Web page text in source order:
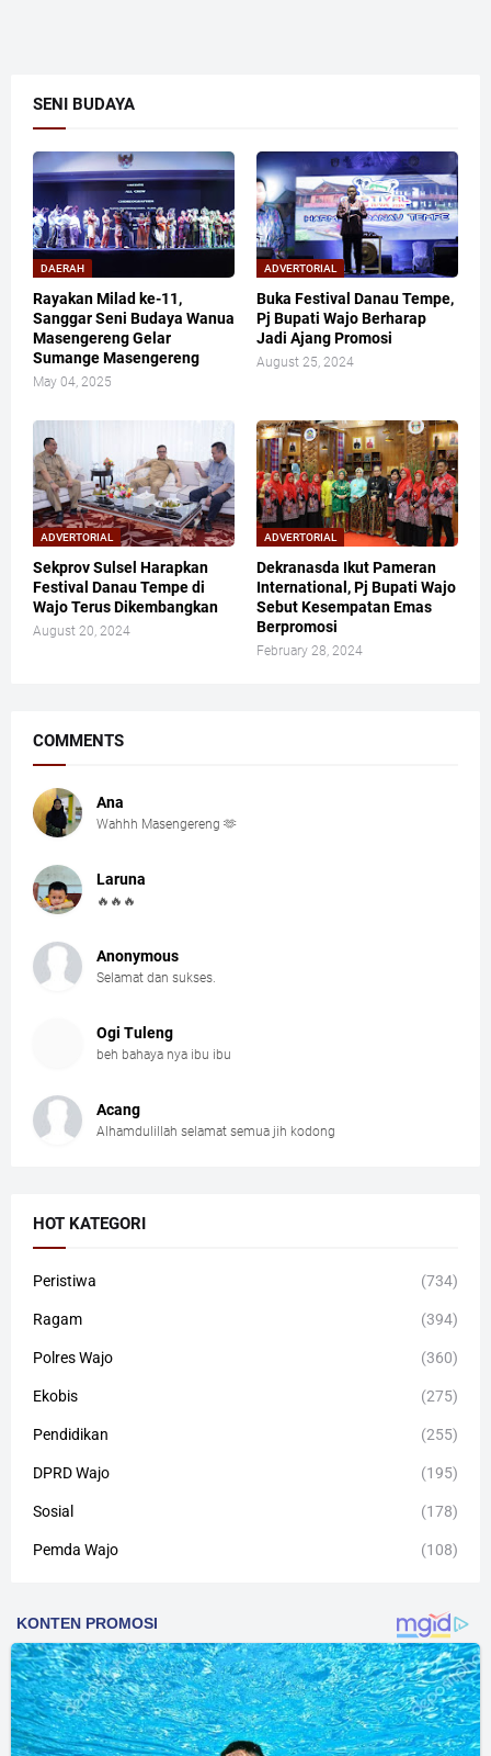
SENI BUDAYA
DAERAH
Rayakan Milad ke-11,
Sanggar Seni Budaya Wanua
Masengereng Gelar
Sumange Masengereng
May 04, 2025
ADVERTORIAL
Buka Festival Danau Tempe,
Pj Bupati Wajo Berharap
Jadi Ajang Promosi
August 25, 2024
ADVERTORIAL
Sekprov Sulsel Harapkan
Festival Danau Tempe di
Wajo Terus Dikembangkan
August 20, 2024
ADVERTORIAL
Dekranasda Ikut Pameran
International, Pj Bupati Wajo
Sebut Kesempatan Emas
Berpromosi
February 28, 2024
COMMENTS
Ana
Wahhh Masengereng 🫶
Laruna
🔥🔥🔥
Anonymous
Selamat dan sukses.
Ogi Tuleng
beh bahaya nya ibu ibu
Acang
Alhamdulillah selamat semua jih kodong
HOT KATEGORI
Peristiwa (734)
Ragam (394)
Polres Wajo (360)
Ekobis (275)
Pendidikan (255)
DPRD Wajo (195)
Sosial (178)
Pemda Wajo (108)